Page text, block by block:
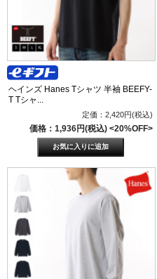
ヘインズ Hanes Tシャツ 半袖 BEEFY-
T Tシャ...
定価：2,420円(税込)
価格：1,936円(税込) <20%OFF>